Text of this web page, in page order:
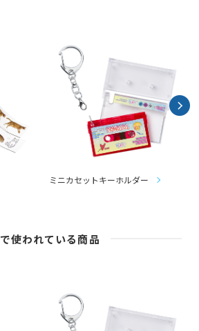
ミニカセットキーホルダー
で使われている商品